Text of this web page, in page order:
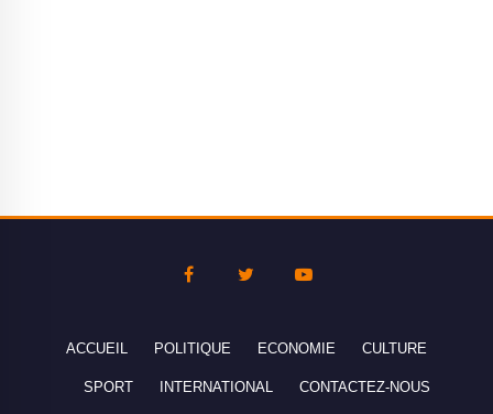
ACCUEIL POLITIQUE ECONOMIE CULTURE
SPORT INTERNATIONAL CONTACTEZ-NOUS